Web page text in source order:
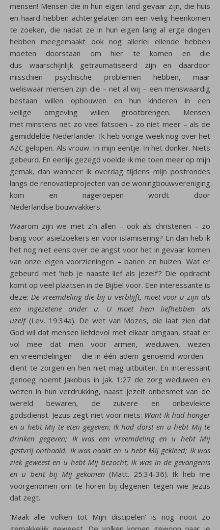
mensen! Mensen die in hun eigen land gevaar zijn, die huis
en haard hebben achtergelaten om een veilig heenkomen
te zoeken, die nadat ze in hun eigen lang al erge dingen
hebben meegemaakt ook nog allerlei ellende hebben
moeten doorstaan om hier te komen en die
dus waarschijnlijk getraumatiseerd zijn en daardoor
misschien psychische problemen hebben, maar
weliswaar mensen zijn die – net al wij – een menswaardig
bestaan willen opbouwen en hun kinderen in een
veilige omgeving willen grootbrengen. Mensen
met minstens net zo veel fatsoen – zo niet meer – als de
gemiddelde Nederlander. Ik heb vorige week nog over het
AZC gelopen. Als vrouw. In mijn eentje. In het donker. Niets
gebeurd. En eerlijk gezegd voelde ik me toen meer op mijn
gemak, dan wanneer ik overdag tijdens mijn postrondes
langs de renovatieprojecten van de woningbouwvereniging
kom en nageroepen wordt door
Nederlandse bouwvakkers.
Waarom zijn we met z’n allen – ook als christenen – zo
bang voor asielzoekers en voor islamisering? En dan heb ik
het nog niet eens over de angst voor het in gevaar komen
van onze eigen voorzieningen – banen en huizen. Wat er
gebeurd met ‘heb je naaste lief als jezelf’? Die opdracht
komt op veel plaatsen in de Bijbel voor. Een interessante is
deze: De vreemdeling die bij u verblijft, moet voor u zijn als
een ingezetene onder u. U moet hem liefhebben als
uzelf (Lev. 19:34a). De wet van Mozes, die laat zien dat
God wil dat mensen liefdevol met elkaar omgaan, staat er
vol mee dat men voor armen, weduwen, wezen
en vreemdelingen – die in één adem genoemd worden –
dient te zorgen en hen niet mag uitbuiten. En interessant
genoeg noemt Jakobus in Jak. 1:27 de zorg weduwen en
wezen in hun verdrukking, naast jezelf onbesmet van de
wereld bewaren, de zuivere en onbevlekte
godsdienst. Jezus zegt niet voor niets: Want Ik had honger
en u hebt Mij te eten gegeven; Ik had dorst en u hebt Mij te
drinken gegeven; Ik was een vreemdeling en u hebt Mij
gastvrij onthaald. Ik was naakt en u hebt Mij gekleed; Ik was
ziek geweest en u hebt Mij bezocht; Ik was in de gevangenis
en u bent bij Mij gekomen(Matt. 25:34-36). Ik heb me
voorgenomen om te horen bij degenen tegen wie Jezus
dat zegt.
‘Maak alle volken tot Mijn discipelen’ is nog nooit zo